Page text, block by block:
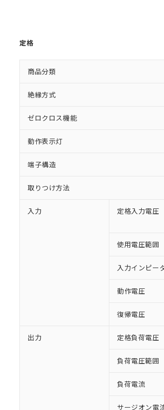
定格
商品分類
絶縁方式
ゼロクロス機能
動作表示灯
端子構造
取りつけ方法
入力 定格入力電圧
使用電圧範囲
入力インピー
動作電圧
復帰電圧
出力 定格負荷電圧
負荷電圧範囲
負荷電流
サージオン電
が
フ